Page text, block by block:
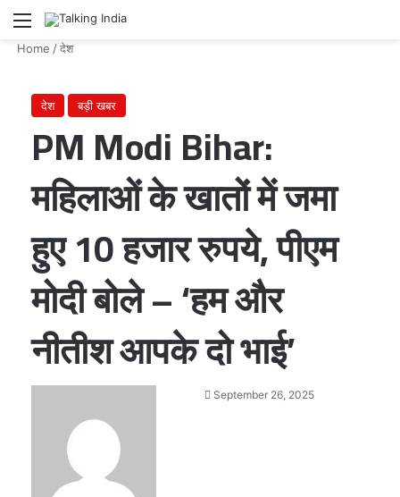
Menu
Home /देश
देश बड़ी खबर
PM Modi Bihar:
महिलाओं के खातों में जमा
हुए 10 हजार रुपये, पीएम
मोदी बोले – ‘हम और
नीतीश आपके दो भाई’
SendSeptember 26, 2025